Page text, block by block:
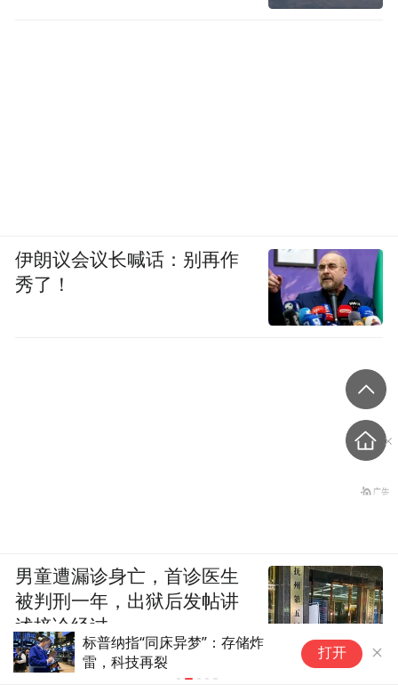
标普纳指“同床异梦”：存储炸
雷，科技再裂
打开
伊朗议会议长喊话：别再作
秀了！
男童遭漏诊身亡，首诊医生
被判刑一年，出狱后发帖讲
述接诊经过